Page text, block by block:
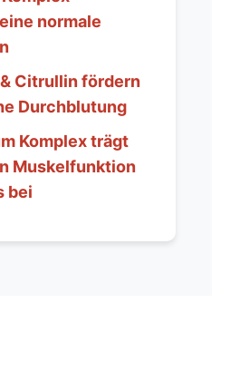
normale
Citrullin fördern
Durchblutung
Komplex trägt
Muskelfunktion
bei